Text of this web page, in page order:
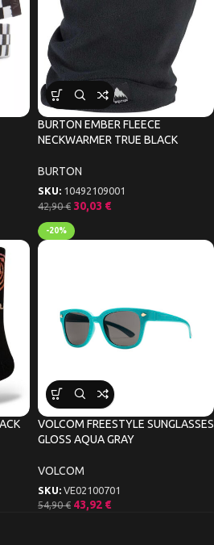
BURTON EMBER FLEECE
NECKWARMER TRUE BLACK
BURTON
SKU: 10492109001
42,90€ 30,03 €
-20%
VOLCOM FREESTYLE SUNGLASSES
GLOSS AQUA GRAY
VOLCOM
SKU: VE02100701
54,90€ 43,92 €